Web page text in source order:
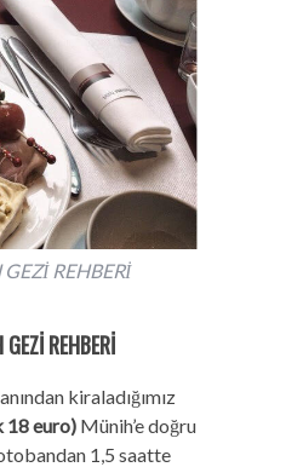
REHBERİ
REHBERİ
kiraladığımız
18 euro) Münih’e doğru
1,5 saatte